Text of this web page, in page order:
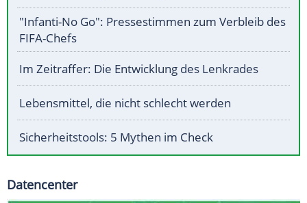
"Infanti-No Go": Pressestimmen zum Verbleib des
FIFA-Chefs
Im Zeitraffer: Die Entwicklung des Lenkrades
Lebensmittel, die nicht schlecht werden
Sicherheitstools: 5 Mythen im Check
Datencenter